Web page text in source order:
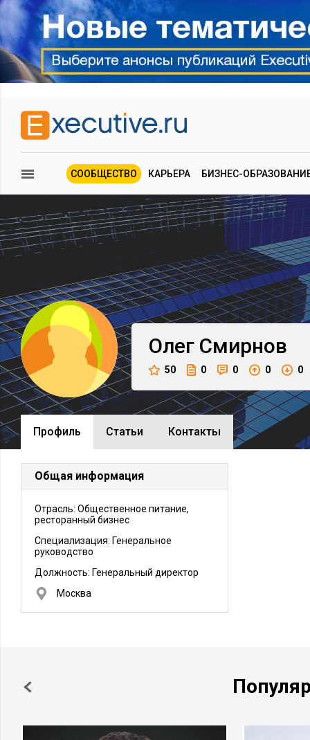
СООБЩЕСТВО КАРЬЕРА БИЗНЕС-
Олег Смирнов
50 0 0 0 0
Профиль Cтатьи Контакты
Общая информация
Отрасль: Общественное питание,
ресторанный бизнес
Специализация: Генеральное
руководство
Должность: Генеральный директор
Москва